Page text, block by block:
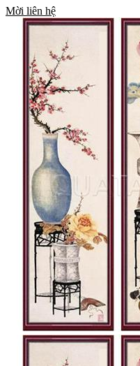
Mời liên hệ